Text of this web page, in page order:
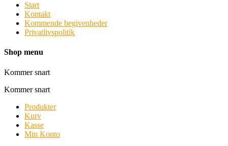
Start
Kontakt
Kommende begivenheder
Privatlivspolitik
Shop menu
Kommer snart
Kommer snart
Produkter
Kurv
Kasse
Min Konto